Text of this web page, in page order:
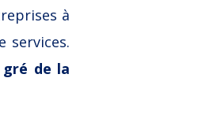
à
services.
de la